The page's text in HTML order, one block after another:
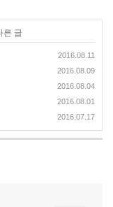
른 글
2016.08.11
2016.08.09
2016.08.04
2016.08.01
2016.07.17